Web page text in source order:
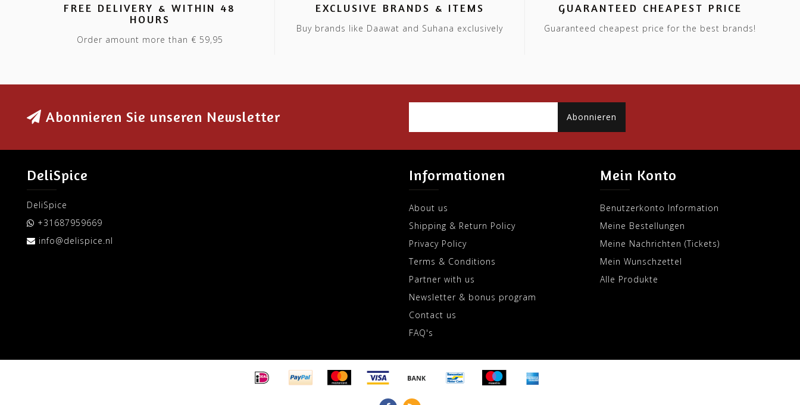
FREE DELIVERY & WITHIN 48
HOURS
Order amount more than € 59,95
EXCLUSIVE BRANDS & ITEMS
Buy brands like Daawat and Suhana exclusively
GUARANTEED CHEAPEST PRICE
Guaranteed cheapest price for the best brands!
Abonnieren Sie unseren Newsletter Abonnieren
DeliSpice
DeliSpice
+31687959669
info@delispice.nl
Informationen
About us
Shipping & Return Policy
Privacy Policy
Terms & Conditions
Partner with us
Newsletter & bonus program
Contact us
FAQ's
Mein Konto
Benutzerkonto Information
Meine Bestellungen
Meine Nachrichten (Tickets)
Mein Wunschzettel
Alle Produkte